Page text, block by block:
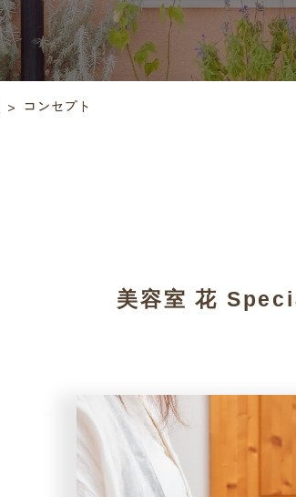
> コンセプト
美容室 花